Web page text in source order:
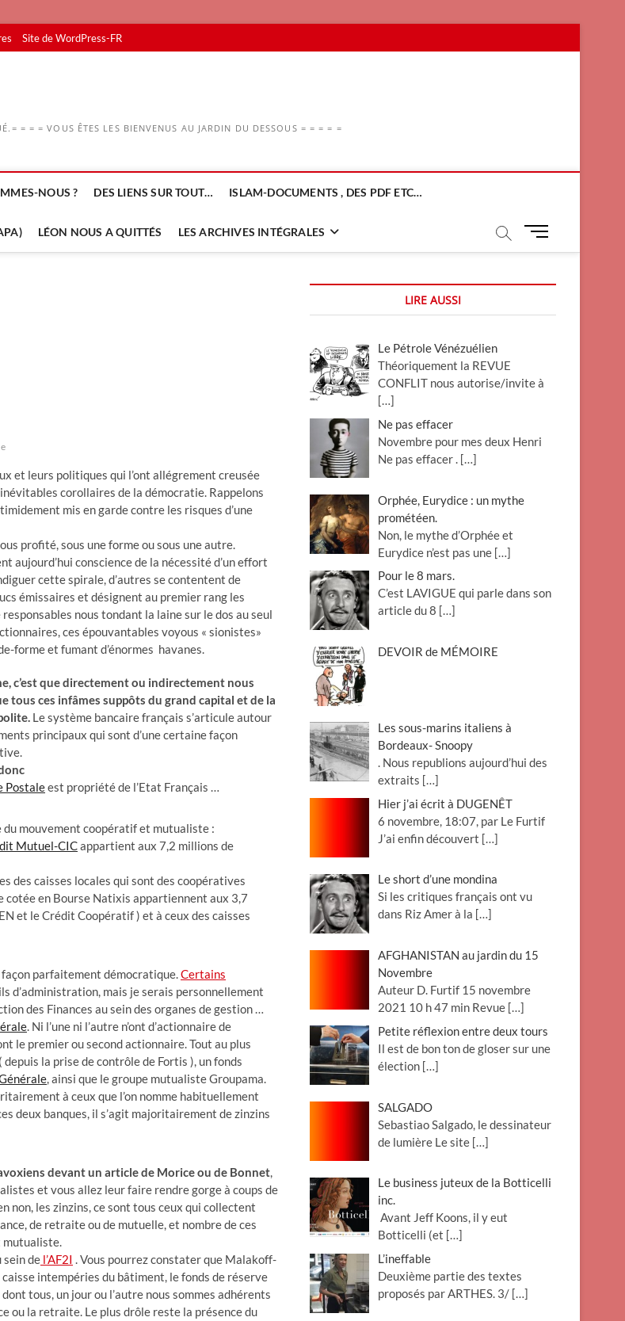
Site de WordPress-FR
= = = VOUS ÊTES LES BIENVENUS AU JARDIN DU DESSOUS = = = = =
NOUS ? DES LIENS SUR TOUT… ISLAM-DOCUMENTS , DES PDF ETC…
LÉON NOUS A QUITTÉS LES ARCHIVES INTÉGRALES
M
u
u
n
et leurs politiques qui l’ont allégrement creusée
corollaires de la démocratie. Rappelons
mis en garde contre les risques d’une
profité, sous une forme ou sous une autre.
aujourd’hui conscience de la nécessité d’un effort
cette spirale, d’autres se contentent de
émissaires et désignent au premier rang les
responsables nous tondant la laine sur le dos au seul
ces épouvantables voyous « sionistes»
forme et fumant d’énormes havanes.
c’est que directement ou indirectement nous
tous ces infâmes suppôts du grand capital et de la
Le système bancaire français s’articule autour
principaux qui sont d’une certaine façon
Postaleest propriété de l’Etat Français …
mouvement coopératif et mutualiste :
Mutuel-CICappartient aux 7,2 millions de
des caisses locales qui sont des coopératives
cotée en Bourse Natixis appartiennent aux 3,7
et le Crédit Coopératif ) et à ceux des caisses
parfaitement démocratique.Certains
d’administration, mais je serais personnellement
des Finances au sein des organes de gestion …
. Ni l’une ni l’autre n’ont d’actionnaire de
le premier ou second actionnaire. Tout au plus
( depuis la prise de contrôle de Fortis ), un fonds
, ainsi que le groupe mutualiste Groupama.
à ceux que l’on nomme habituellement
deux banques, il s’agit majoritairement de zinzins
devant un article de Morice ou de Bonnet,
et vous allez leur faire rendre gorge à coups de
non, les zinzins, ce sont tous ceux qui collectent
de retraite ou de mutuelle, et nombre de ces
mutualiste.
sein de l’AF2I . Vous pourrez constater que Malakoff-
intempéries du bâtiment, le fonds de réserve
tous, un jour ou l’autre nous sommes adhérents
ou la retraite. Le plus drôle reste la présence du
LIRE AUSSI
Le Pétrole Vénézuélien
Théoriquement la REVUE
CONFLIT nous autorise/invite à
[…]
Ne pas effacer
Novembre pour mes deux Henri
Ne pas effacer . […]
Orphée, Eurydice : un mythe
prométéen.
Non, le mythe d’Orphée et
Eurydice n’est pas une […]
Pour le 8 mars.
C’est LAVIGUE qui parle dans son
article du 8 […]
DEVOIR de MÉMOIRE
Les sous-marins italiens à
Bordeaux- Snoopy
. Nous republions aujourd’hui des
extraits […]
Hier j’ai écrit à DUGENÊT
6 novembre, 18:07, par Le Furtif
J’ai enfin découvert […]
Le short d’une mondina
Si les critiques français ont vu
dans Riz Amer à la […]
AFGHANISTAN au jardin du 15
Novembre
Auteur D. Furtif 15 novembre
2021 10 h 47 min Revue […]
Petite réflexion entre deux tours
Il est de bon ton de gloser sur une
élection […]
SALGADO
Sebastiao Salgado, le dessinateur
de lumière Le site […]
Le business juteux de la Botticelli
inc.
Avant Jeff Koons, il y eut
Botticelli (et […]
L’ineffable
Deuxième partie des textes
proposés par ARTHES. 3/ […]